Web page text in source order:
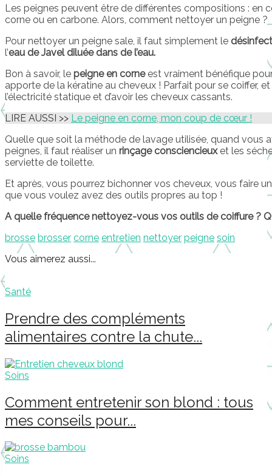
Les peignes peuvent être de différentes compositions : en
corne ou en carbone. Alors, comment nettoyer un peigne ?
Pour nettoyer un peigne sale, il faut simplement le
l’eau de Javel diluée dans de l’eau.
Bon à savoir, le peigne en corneest vraiment bénéfique
apporte de la kératine au cheveux ! Parfait pour se coiffer,
l’électricité statique et d’avoir les cheveux cassants.
LIRE AUSSI >> Le peigne en corne, mon coup de cœur !
Quelle que soit la méthode de lavage utilisée, quand vous
peignes, il faut réaliser un rinçage consciencieuxet les
serviette de toilette.
Et après, vous pourrez bichonner vos cheveux, vous faire
que vous voulez avez des outils propres au top !
A quelle fréquence nettoyez-vous vos outils de coiffure ?
brosse brosser corne entretien nettoyer peigne soin
Vous aimerez aussi...
Santé
Prendre des compléments
alimentaires contre la chute...
Soins
Comment entretenir son blond : tous
mes conseils pour...
Soins